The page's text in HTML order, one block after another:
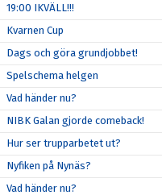
19:00 IKVÄLL!!!
Kvarnen Cup
Dags och göra grundjobbet!
Spelschema helgen
Vad händer nu?
NIBK Galan gjorde comeback!
Hur ser trupparbetet ut?
Nyfiken på Nynäs?
Vad händer nu?